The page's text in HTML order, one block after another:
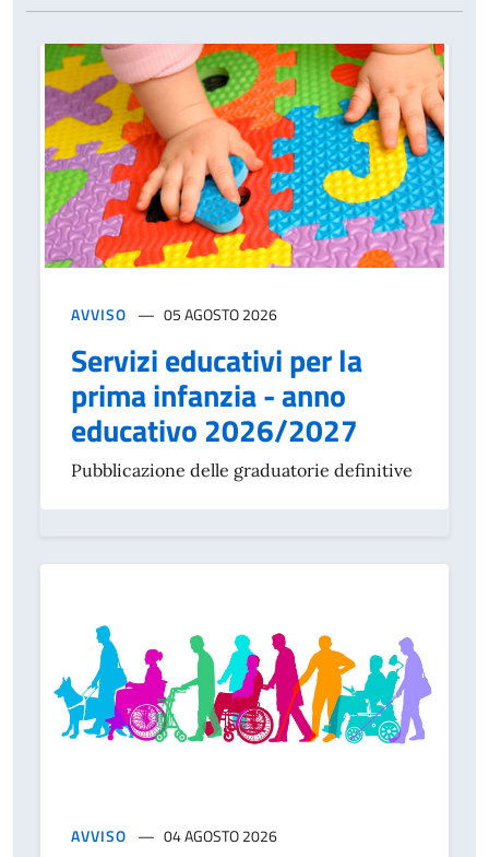
AVVISO 05 AGOSTO 2026
Servizi educativi per la
prima infanzia - anno
educativo 2026/2027
Pubblicazione delle graduatorie definitive
AVVISO 04 AGOSTO 2026